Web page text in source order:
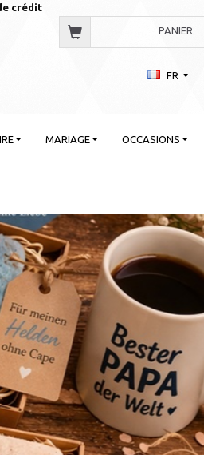
crédit
PANIER
FR
MARIAGE OCCASIONS